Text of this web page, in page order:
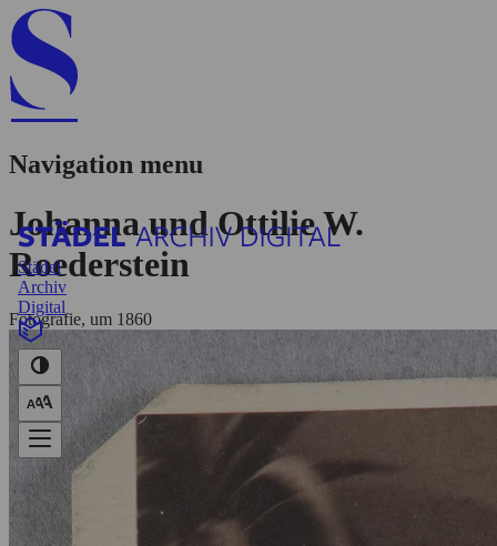
Navigation menu
Städel
Archiv
Digital
Johanna und Ottilie W.
Roederstein
Fotografie, um 1860